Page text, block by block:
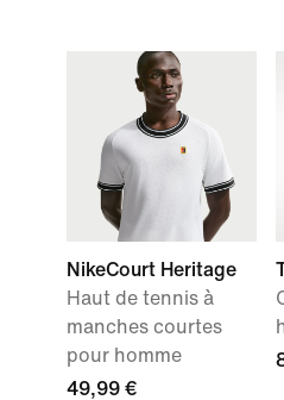
NikeCourt Heritage
Haut de tennis à
manches courtes
pour homme
49,99 €